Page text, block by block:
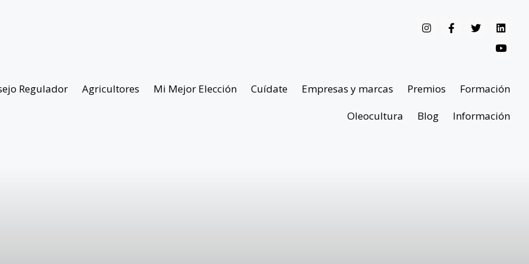
Regulador Agricultores Mi Mejor Elección Cuídate Empresas y marcas Premios
Formación
Oleocultura
Blog Información